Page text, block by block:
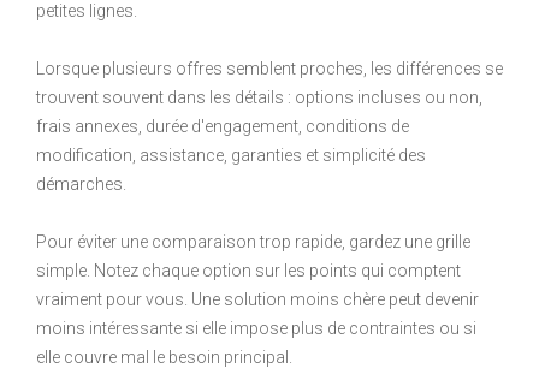
petites lignes.
Lorsque plusieurs offres semblent proches, les différences se
trouvent souvent dans les détails : options incluses ou non,
frais annexes, durée d'engagement, conditions de
modification, assistance, garanties et simplicité des
démarches.
Pour éviter une comparaison trop rapide, gardez une grille
simple. Notez chaque option sur les points qui comptent
vraiment pour vous. Une solution moins chère peut devenir
moins intéressante si elle impose plus de contraintes ou si
elle couvre mal le besoin principal.